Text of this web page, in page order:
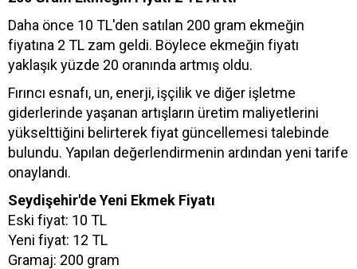
Daha önce 10 TL'den satılan 200 gram ekmeğin
fiyatına 2 TL zam geldi. Böylece ekmeğin fiyatı
yaklaşık yüzde 20 oranında artmış oldu.
Fırıncı esnafı, un, enerji, işçilik ve diğer işletme
giderlerinde yaşanan artışların üretim maliyetlerini
yükselttiğini belirterek fiyat güncellemesi talebinde
bulundu. Yapılan değerlendirmenin ardından yeni tarife
onaylandı.
Seydişehir'de Yeni Ekmek Fiyatı
Eski fiyat: 10 TL
Yeni fiyat: 12 TL
Gramaj: 200 gram